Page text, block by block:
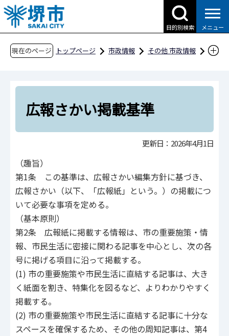
こ
の
ペ
目的別検索 メニュー
現在のページ トップページ 市政情報
その他 市政情報
文書・処務
広報さかい掲載基準
広報さかい掲載基準
更新日：2026年4月1日
（趣旨）
第1条 この基準は、広報さかい編集方針に基づき、
広報さかい（以下、「広報紙」という。）の掲載につ
いて必要な事項を定める。
（基本原則）
第2条 広報紙に掲載する情報は、市の重要施策・情
報、市民生活に密接に関わる記事を中心とし、次の各
号に掲げる項目に沿って掲載する。
(1) 市の重要施策や市民生活に直結する記事は、大き
く紙面を割き、特集化を図るなど、よりわかりやすく
掲載する。
(2) 市の重要施策や市民生活に直結する記事に十分な
スペースを確保するため、その他の周知記事は、第4